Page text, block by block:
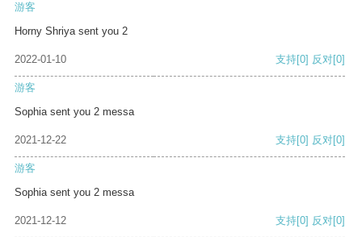
游客
Horny Shriya sent you 2
2022-01-10 支持[0] 反对[0]
游客
Sophia sent you 2 messa
2021-12-22 支持[0] 反对[0]
游客
Sophia sent you 2 messa
2021-12-12 支持[0] 反对[0]